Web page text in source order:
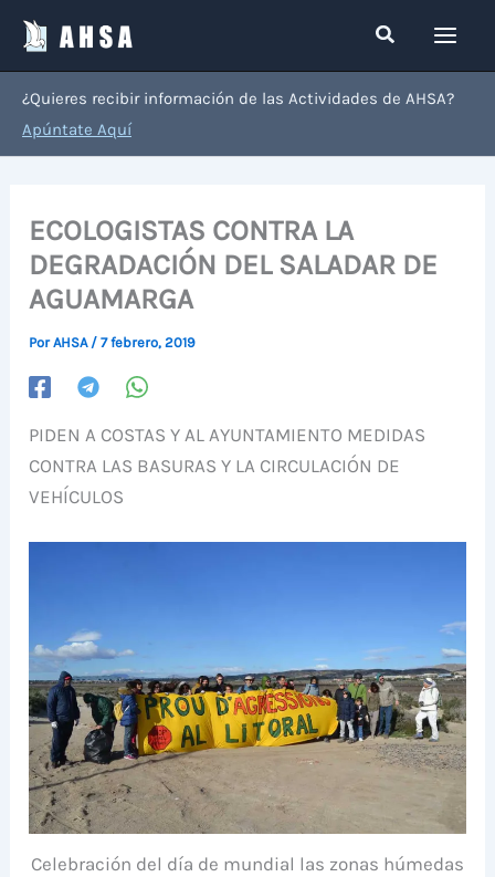
contenido
Buscar
¿Quieres recibir información de las Actividades de AHSA?
Apúntate Aquí
ECOLOGISTAS CONTRA LA
DEGRADACIÓN DEL SALADAR DE
AGUAMARGA
PorAHSA /7 febrero, 2019
PIDEN A COSTAS Y AL AYUNTAMIENTO MEDIDAS
CONTRA LAS BASURAS Y LA CIRCULACIÓN DE
VEHÍCULOS
Celebración del día de mundial las zonas húmedas